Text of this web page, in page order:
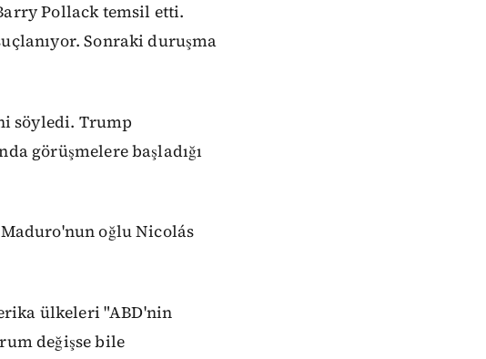
Pollack temsil etti.
Sonraki duruşma
söyledi. Trump
görüşmelere başladığı
oğlu Nicolás
ülkeleri "ABD'nin
değişse bile